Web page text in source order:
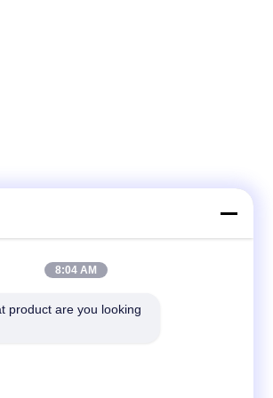
επικοινωνία
8:04 AM
product are you looking